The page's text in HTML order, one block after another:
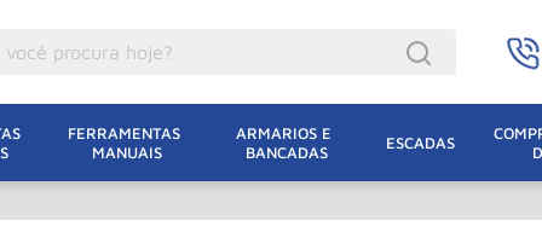
FERRAMENTAS
MANUAIS
ARMARIOS E
BANCADAS
ESCADAS